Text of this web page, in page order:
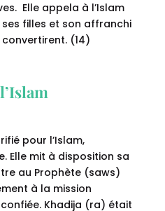
Elle appela à l’Islam
filles et son affranchi
(14)
pour l’Islam,
Elle mit à disposition sa
au Prophète (saws)
à la mission
Khadija (ra) était